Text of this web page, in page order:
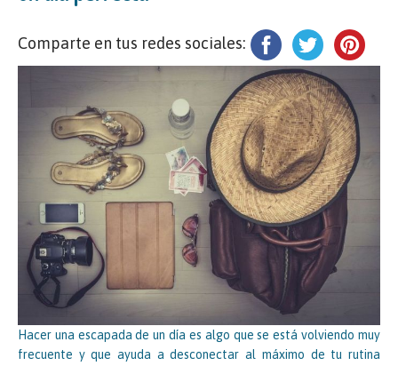
Comparte en tus redes sociales:
Hacer una escapada de un día es algo que se está volviendo muy
frecuente y que ayuda a desconectar al máximo de tu rutina